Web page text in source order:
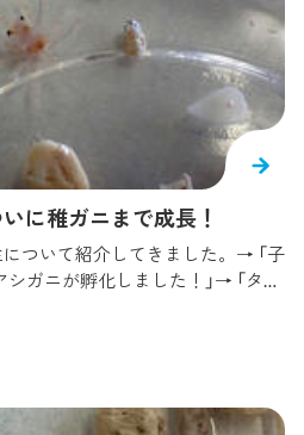
に稚ガニまで成長！
ついて紹介してきました。→ 「子
ガニが孵化しました！」→ 「タカ
成長！」ゾエア幼生を確認してか
ガニが稚ガニに成長しまし
ニの大きさは、脚を広げた状態
す。稚ガニになりたての頃は、体